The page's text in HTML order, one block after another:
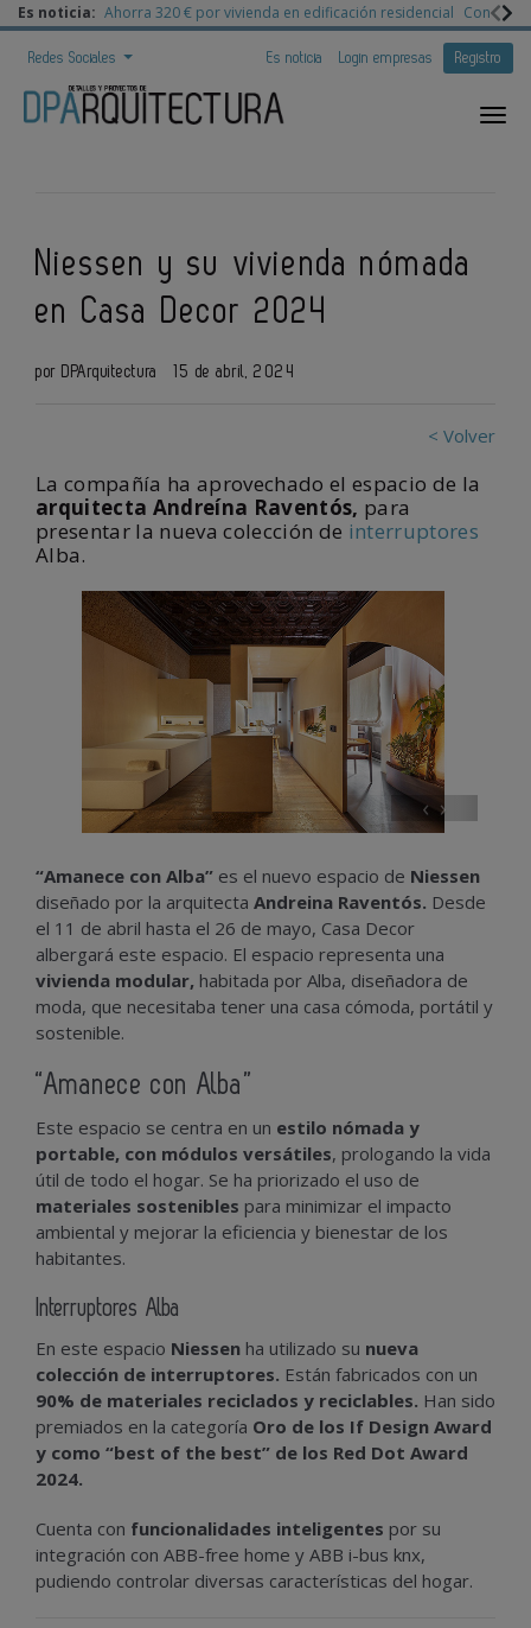
Es noticia: Ahorra 320 € por vivienda en edificación residencial
Redes Sociales Es noticia Login empresas Registro
Niessen y su vivienda nómada
en Casa Decor 2024
por DPArquitectura 15 de abril, 2024
< Volver
La compañía ha aprovechado el espacio de la
arquitecta Andreína Raventós, para
presentar la nueva colección de interruptores
Alba.
‹ ›
“Amanece con Alba” es el nuevo espacio de Niessen
diseñado por la arquitecta Andreina Raventós. Desde
el 11 de abril hasta el 26 de mayo, Casa Decor
albergará este espacio. El espacio representa una
vivienda modular, habitada por Alba, diseñadora de
moda, que necesitaba tener una casa cómoda, portátil y
sostenible.
“Amanece con Alba”
Este espacio se centra en un estilo nómada y
portable, con módulos versátiles, prologando la vida
útil de todo el hogar. Se ha priorizado el uso de
materiales sostenibles para minimizar el impacto
ambiental y mejorar la eficiencia y bienestar de los
habitantes.
Interruptores Alba
En este espacio Niessen ha utilizado su nueva
colección de interruptores. Están fabricados con un
90% de materiales reciclados y reciclables. Han sido
premiados en la categoría Oro de los If Design Award
y como “best of the best” de los Red Dot Award
2024.
Cuenta con funcionalidades inteligentes por su
integración con ABB-free home y ABB i-bus knx,
pudiendo controlar diversas características del hogar.